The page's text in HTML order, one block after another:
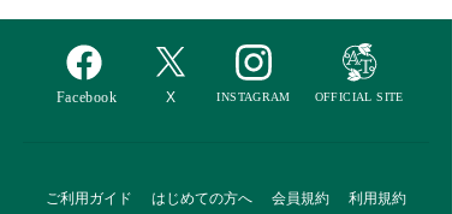
ご利用ガイド はじめての方へ 会員規約 利用規約